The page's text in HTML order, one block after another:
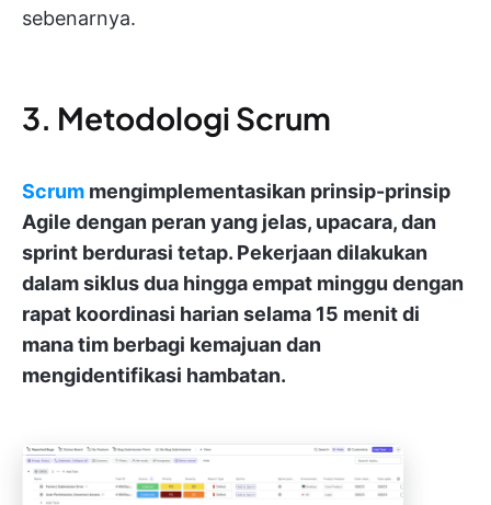
sebenarnya.
3. Metodologi Scrum
Scrum mengimplementasikan prinsip-prinsip
Agile dengan peran yang jelas, upacara, dan
sprint berdurasi tetap. Pekerjaan dilakukan
dalam siklus dua hingga empat minggu dengan
rapat koordinasi harian selama 15 menit di
mana tim berbagi kemajuan dan
mengidentifikasi hambatan.